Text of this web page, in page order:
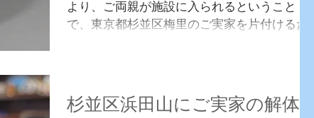
より、ご両親が施設に入られるということ
で、東京都杉並区梅里のご実家を片付けるた
ンタンなどビンテージアウトドアグッズ...
杉並区浜田山にご実家の解体